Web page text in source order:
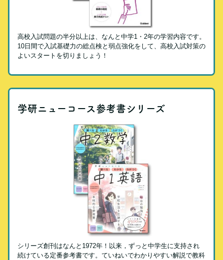
高校入試問題の半分以上は、なんと中学1・2年の学習内容です。
10日間で入試基礎力の総点検と弱点強化をして、高校入試対策の
よいスタートを切りましょう！
学研ニューコース参考書シリーズ
シリーズ創刊はなんと1972年！以来，ずっと中学生に支持され
続けている定番参考書です。ていねいでわかりやすい解説で教科